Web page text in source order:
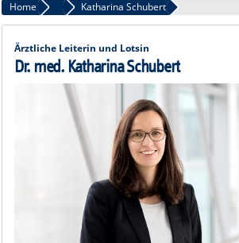
ÜBERSICHT
A-ZENTRUM
FACHZENTREN
PATIENTENSELBSTHILFE
NETZWERKE
Home LeitungKatharina Schubert
Ärztliche Leiterin und Lotsin
Dr. med. Katharina Schubert